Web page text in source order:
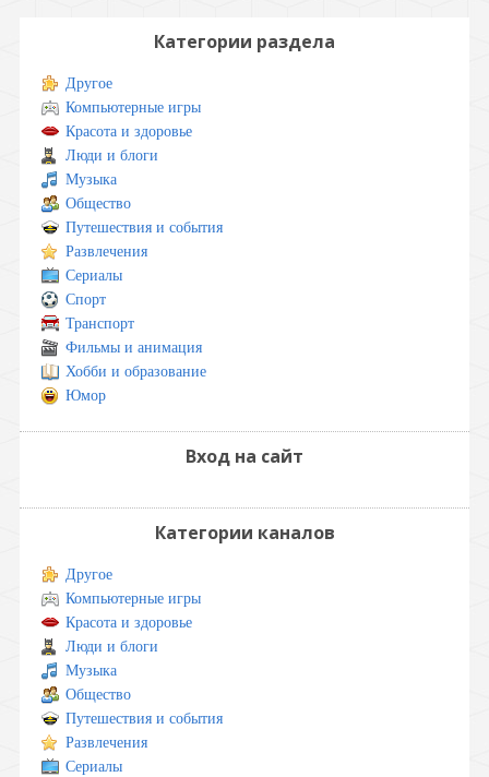
Категории раздела
Другое
Компьютерные игры
Красота и здоровье
Люди и блоги
Музыка
Общество
Путешествия и события
Развлечения
Сериалы
Спорт
Транспорт
Фильмы и анимация
Хобби и образование
Юмор
Вход на сайт
Категории каналов
Другое
Компьютерные игры
Красота и здоровье
Люди и блоги
Музыка
Общество
Путешествия и события
Развлечения
Сериалы